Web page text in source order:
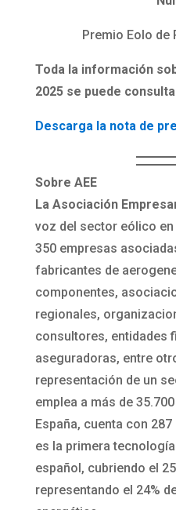
Premio Eolo de
Toda la información
2025 se puede
Descarga la nota de
Sobre AEE
La Asociación
voz del sector eólico en
350 empresas
fabricantes de
componentes,
regionales,
consultores, entidades
aseguradoras, entre
representación de un
emplea a más de
España, cuenta con
es la primera
español, cubriendo el
representando el 24%